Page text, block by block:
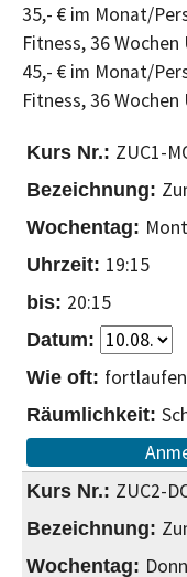
35,- € im Monat/
Fitness, 36
45,- € im Monat/
Fitness, 36
ZUC1-
19:15
20:15
ZUC2-